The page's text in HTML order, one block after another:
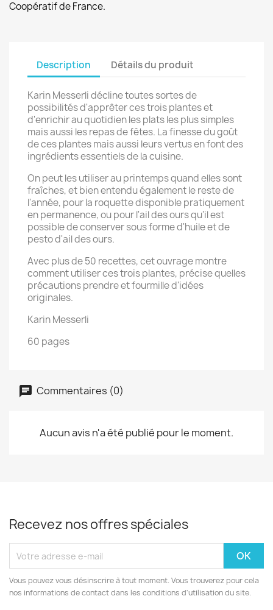
Coopératif de France.
Description Détails du produit
Karin Messerli décline toutes sortes de
possibilités d'apprêter ces trois plantes et
d'enrichir au quotidien les plats les plus simples
mais aussi les repas de fêtes. La finesse du goût
de ces plantes mais aussi leurs vertus en font des
ingrédients essentiels de la cuisine.
On peut les utiliser au printemps quand elles sont
fraîches, et bien entendu également le reste de
l'année, pour la roquette disponible pratiquement
en permanence, ou pour l'ail des ours qu'il est
possible de conserver sous forme d'huile et de
pesto d'ail des ours.
Avec plus de 50 recettes, cet ouvrage montre
comment utiliser ces trois plantes, précise quelles
précautions prendre et fourmille d'idées
originales.
Karin Messerli
60 pages
Commentaires (0)
Aucun avis n'a été publié pour le moment.
Recevez nos offres spéciales
Vous pouvez vous désinscrire à tout moment. Vous trouverez pour cela
nos informations de contact dans les conditions d'utilisation du site.